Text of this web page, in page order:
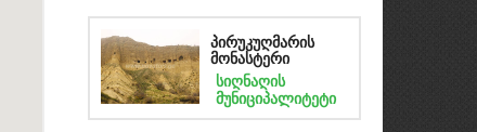
პირუკუღმარის
მონასტერი
სიღნაღის
მუნიციპალიტეტი